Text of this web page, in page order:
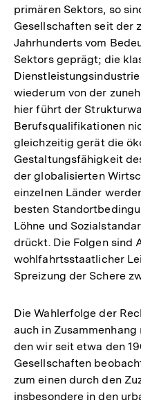
primären Sektors, so
Gesellschaften seit der
Jahrhunderts vom
Sektors geprägt; die
wiederum von der
hier führt der
Berufsqualifikationen
gleichzeitig gerät die
Gestaltungsfähigkeit
der globalisierten
einzelnen Länder
besten
Löhne und
drückt. Die Folgen sind
wohlfahrtsstaatlicher
Spreizung der Schere
Die Wahlerfolge der
auch in
den wir seit etwa den
Gesellschaften
zum einen durch den
insbesondere in den